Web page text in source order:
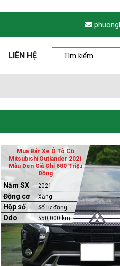
LIÊN HỆ
Mua Bán Xe Ô Tô Cũ
Mitsubishi Outlander 2021
Màu Đen Giá Chỉ 680 Triệu
Đồng
Năm SX 2021
Động cơ Xăng
Hộp số Số tự động
Odo 550,000 km